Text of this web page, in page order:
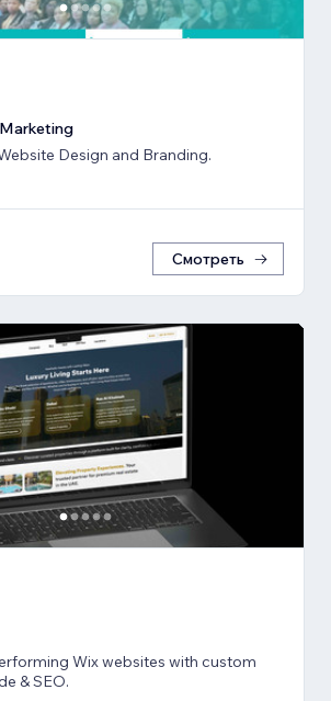
Design and Branding.
Смотреть
Wix websites with custom
& SEO.